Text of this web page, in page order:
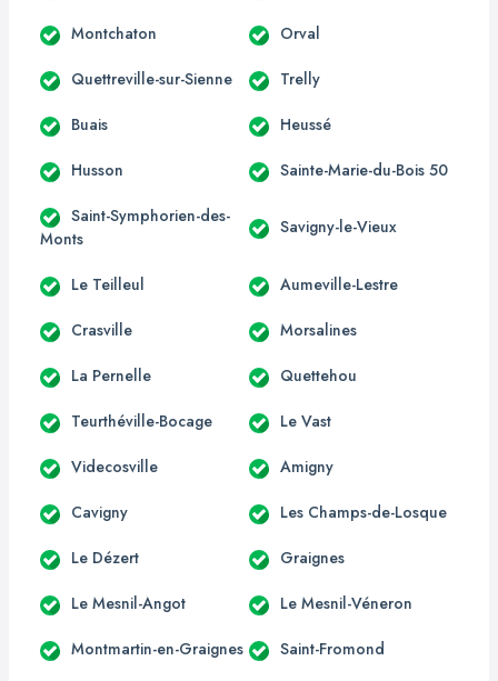
Montchaton Orval
Quettreville-sur-Sienne Trelly
Buais Heussé
Husson Sainte-Marie-du-Bois 50
Saint-Symphorien-des-
Monts
Savigny-le-Vieux
Le Teilleul Aumeville-Lestre
Crasville Morsalines
La Pernelle Quettehou
Teurthéville-Bocage Le Vast
Videcosville Amigny
Cavigny Les Champs-de-Losque
Le Dézert Graignes
Le Mesnil-Angot Le Mesnil-Véneron
Montmartin-en-Graignes Saint-Fromond